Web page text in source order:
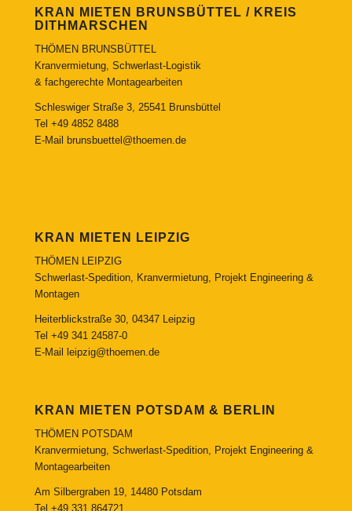
KRAN MIETEN BRUNSBÜTTEL / KREIS
DITHMARSCHEN
THÖMEN BRUNSBÜTTEL
Kranvermietung, Schwerlast-Logistik
& fachgerechte Montagearbeiten
Schleswiger Straße 3, 25541 Brunsbüttel
Tel +49 4852 8488
E-Mail
brunsbuettel@thoemen.de
KRAN MIETEN LEIPZIG
THÖMEN LEIPZIG
Schwerlast-Spedition, Kranvermietung, Projekt Engineering &
Montagen
Heiterblickstraße 30, 04347 Leipzig
Tel +49 341 24587-0
E-Mail
leipzig@thoemen.de
KRAN MIETEN POTSDAM & BERLIN
THÖMEN POTSDAM
Kranvermietung, Schwerlast-Spedition, Projekt Engineering &
Montagearbeiten
Am Silbergraben 19, 14480 Potsdam
Tel +49 331 864721